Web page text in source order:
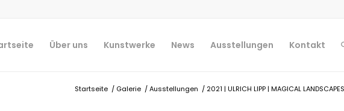
Über uns Kunstwerke News Ausstellungen Kontakt
Startseite / Galerie /Ausstellungen / 2021 | ULRICH LIPP | MAGICAL